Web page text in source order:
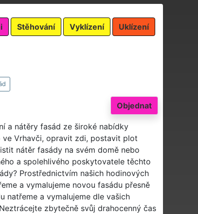
Stěhování Vyklízení Uklízení
Objednat
a nátěry fasád ze široké nabídky
Vrhavči, opravit zdi, postavit plot
nátěr fasády na svém domě nebo
a spolehlivého poskytovatele těchto
Prostřednictvím našich hodinových
a vymalujeme novou fasádu přesně
natřeme a vymalujeme dle vašich
zbytečně svůj drahocenný čas